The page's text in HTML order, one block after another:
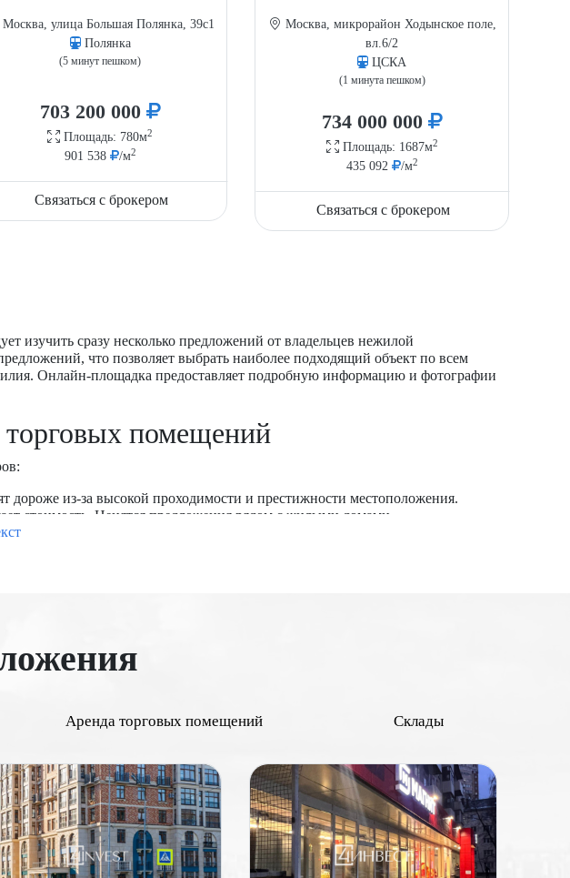
Москва, улица Большая Полянка, 39с1
Полянка
(5 минут пешком)
703 200 000
Площадь: 780м2
901 538 /м2
Связаться с брокером
Москва, микрорайон Ходынское поле,
вл.6/2
ЦСКА
(1 минута пешком)
734 000 000
Площадь: 1687м2
435 092 /м2
Связаться с брокером
изучить сразу несколько предложений от владельцев нежилой
что позволяет выбрать наиболее подходящий объект по всем
Онлайн-площадка предоставляет подробную информацию и фотографии
помещений
из-за высокой проходимости и престижности местоположения.
стоимость. Ценятся предложения рядом с жилыми домами.
центрами и бизнес-кварталами привлекают больше покупателей и
коммуникациями и отделкой обычно оцениваются выше. Наличие всех
важно для потенциальных покупателей.
объекта, тем выше его рыночная стоимость.
торговых центров и других объектов инфраструктуры могут повысить
и проходимости до состояния объекта и экономических условий.
и принять обоснованные решения при покупке или продаже
в Москве
Аренда торговых помещений Склады